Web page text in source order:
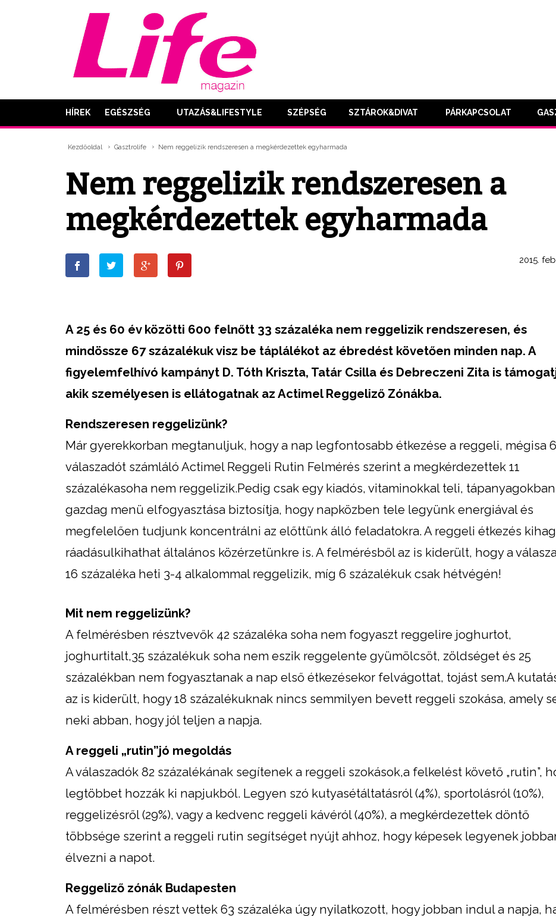
HÍREK EGÉSZSÉG UTAZÁS&LIFESTYLE SZÉPSÉG SZTÁROK&DIVAT PÁRKAPCSOLAT
Kezdőoldal Gasztrolife Nem reggelizik rendszeresen a megkérdezettek egyharmada
Nem reggelizik rendszeresen a
megkérdezettek egyharmada
2015.
A 25 és 60 év közötti 600 felnőtt 33 százaléka nem reggelizik rendszeresen, és
mindössze 67 százalékuk visz be táplálékot az ébredést követően minden nap. A
figyelemfelhívó kampányt D. Tóth Kriszta, Tatár Csilla és Debreczeni Zita is
akik személyesen is ellátogatnak az Actimel Reggeliző Zónákba.
Rendszeresen reggelizünk?
Már gyerekkorban megtanuljuk, hogy a nap legfontosabb étkezése a reggeli, mégisa
válaszadót számláló Actimel Reggeli Rutin Felmérés szerint a megkérdezettek 11
százalékasoha nem reggelizik.Pedig csak egy kiadós, vitaminokkal teli, tápanyagokban
gazdag menü elfogyasztása biztosítja, hogy napközben tele legyünk energiával és
megfelelően tudjunk koncentrálni az előttünk álló feladatokra. A reggeli étkezés
ráadásulkihathat általános közérzetünkre is. A felmérésből az is kiderült, hogy a
16 százaléka heti 3-4 alkalommal reggelizik, míg 6 százalékuk csak hétvégén!
Mit nem reggelizünk?
A felmérésben résztvevők 42 százaléka soha nem fogyaszt reggelire joghurtot,
joghurtitalt,35 százalékuk soha nem eszik reggelente gyümölcsöt, zöldséget és 25
százalékban nem fogyasztanak a nap első étkezésekor felvágottat, tojást sem.A
az is kiderült, hogy 18 százalékuknak nincs semmilyen bevett reggeli szokása, amely
neki abban, hogy jól teljen a napja.
A reggeli „rutin”jó megoldás
A válaszadók 82 százalékának segítenek a reggeli szokások,a felkelést követő „rutin”,
legtöbbet hozzák ki napjukból. Legyen szó kutyasétáltatásról (4%), sportolásról (10%),
reggelizésről (29%), vagy a kedvenc reggeli kávéról (40%), a megkérdezettek döntő
többsége szerint a reggeli rutin segítséget nyújt ahhoz, hogy képesek legyenek
élvezni a napot.
Reggeliző zónák Budapesten
A felmérésben részt vettek 63 százaléka úgy nyilatkozott, hogy jobban indul a napja,